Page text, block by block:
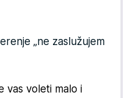
„ne zaslužujem
vas voleti malo i